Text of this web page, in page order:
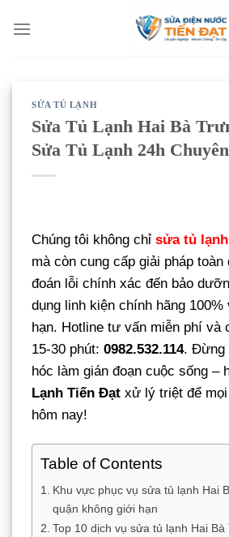
qua
SỬA TỦ LẠNH
Sửa Tủ Lạnh Hai Bà
Sửa Tủ Lạnh 24h
Chúng tôi không chỉ sửa tủ
mà còn cung cấp giải pháp
đoán lỗi chính xác đến bảo
dụng linh kiện chính hãng 100%
hạn. Hotline tư vấn miễn phí và
15-30 phút: 0982.532.114. Đừng
hóc làm gián đoạn cuộc sống –
Lạnh Tiến Đạt xử lý triệt để
hôm nay!
Table of Contents
Khu vực phục vụ sửa tủ lạnh Hai
quận không giới hạn
Top 10 dịch vụ sửa tủ lạnh Hai Bà